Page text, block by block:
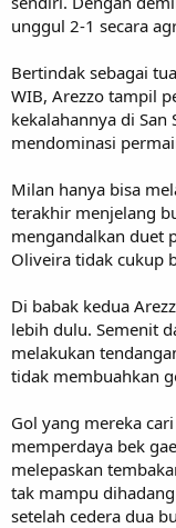
unggul 2-1 secara
Bertindak sebagai
WIB, Arezzo tampil
kekalahannya di
mendominasi
Milan hanya bisa
terakhir menjelang
mengandalkan duet
Oliveira tidak cukup
Di babak kedua
lebih dulu. Semenit
melakukan
tidak membuahkan
Gol yang mereka
memperdaya bek
melepaskan
tak mampu
setelah cedera dua